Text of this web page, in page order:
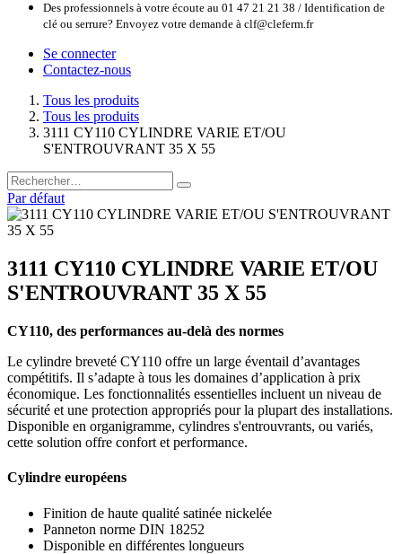
Des professionnels à votre écoute au 01 47 21 21 38 / Identification de
clé ou serrure? Envoyez votre demande à clf@cleferm.fr
Se connecter
Contactez-nous
Tous les produits
Tous les produits
3111 CY110 CYLINDRE VARIE ET/OU
S'ENTROUVRANT 35 X 55
Par défaut
3111 CY110 CYLINDRE VARIE ET/OU
S'ENTROUVRANT 35 X 55
CY110, des performances au-delà des normes
Le cylindre breveté CY110 offre un large éventail d’avantages
compétitifs. Il s’adapte à tous les domaines d’application à prix
économique. Les fonctionnalités essentielles incluent un niveau de
sécurité et une protection appropriés pour la plupart des installations.
Disponible en organigramme, cylindres s'entrouvrants, ou variés,
cette solution offre confort et performance.
Cylindre européens
Finition de haute qualité satinée nickelée
Panneton norme DIN 18252
Disponible en différentes longueurs